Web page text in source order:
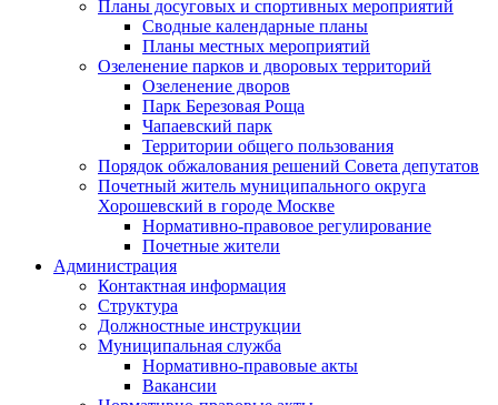
Планы досуговых и спортивных мероприятий
Сводные календарные планы
Планы местных мероприятий
Озеленение парков и дворовых территорий
Озеленение дворов
Парк Березовая Роща
Чапаевский парк
Территории общего пользования
Порядок обжалования решений Совета депутатов
Почетный житель муниципального округа
Хорошевский в городе Москве
Нормативно-правовое регулирование
Почетные жители
Администрация
Контактная информация
Структура
Должностные инструкции
Муниципальная служба
Нормативно-правовые акты
Вакансии